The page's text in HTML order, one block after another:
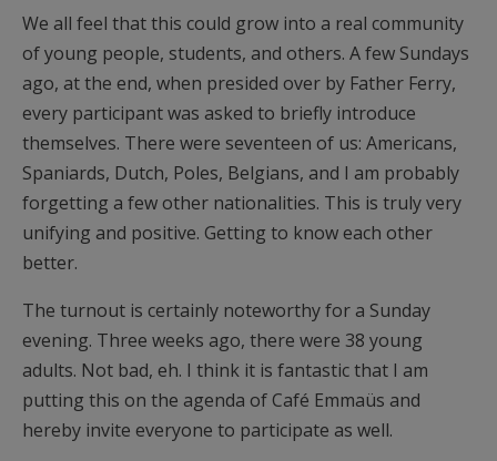
We all feel that this could grow into a real community
of young people, students, and others. A few Sundays
ago, at the end, when presided over by Father Ferry,
every participant was asked to briefly introduce
themselves. There were seventeen of us: Americans,
Spaniards, Dutch, Poles, Belgians, and I am probably
forgetting a few other nationalities. This is truly very
unifying and positive. Getting to know each other
better.
The turnout is certainly noteworthy for a Sunday
evening. Three weeks ago, there were 38 young
adults. Not bad, eh. I think it is fantastic that I am
putting this on the agenda of Café Emmaüs and
hereby invite everyone to participate as well.